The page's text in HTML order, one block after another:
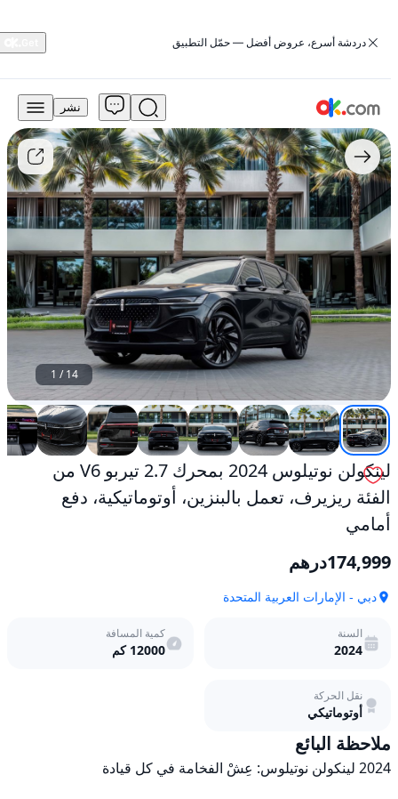
‏دردشة أسرع، عروض أفضل — حمّل التطبيق
174,999
درهم
للبيع
لينكولن
نوتيلوس
2024
بمحرك
2.7
تيربو
V6
من
الفئة
ريزيرف،
بالبنزين،
دفع
أمامي
مستعمل
نشر
1 /14
لينكولن نوتيلوس 2024 بمحرك 2.7 تيربو V6 من
الفئة ريزيرف، تعمل بالبنزين، أوتوماتيكية، دفع
أمامي
174,999درهم
دبي - الإمارات العربية المتحدة
السنة
2024
كمية المسافة
12000 كم
نقل الحركة
أوتوماتيكي
ملاحظة البائع